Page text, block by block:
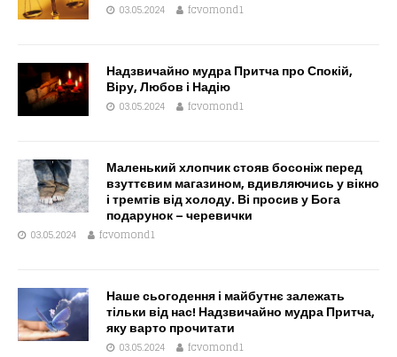
03.05.2024 fcvomond1
Надзвичайно мудра Притча про Спокій,
Віру, Любов і Надію
03.05.2024 fcvomond1
Маленький хлопчик стояв босоніж перед
взуттєвим магазином, вдивляючись у вікно
і тремтів від холоду. Ві просив у Бога
подарунок – черевички
03.05.2024 fcvomond1
Наше сьогодення і майбутнє залежать
тільки від нас! Надзвичайно мудра Притча,
яку варто прочитати
03.05.2024 fcvomond1